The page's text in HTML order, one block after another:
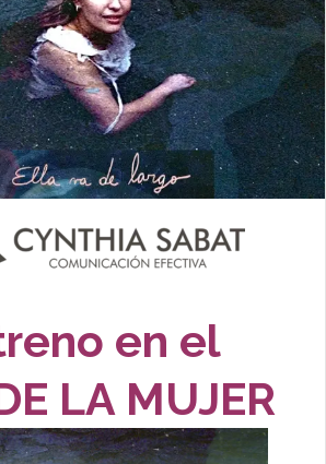
en el
LA MUJER